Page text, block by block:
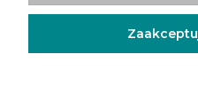
Projekt i